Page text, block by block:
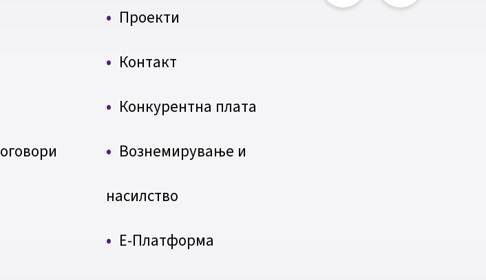
Проекти
Контакт
Конкурентна плата
Вознемирување и
насилство
Е-Платформа